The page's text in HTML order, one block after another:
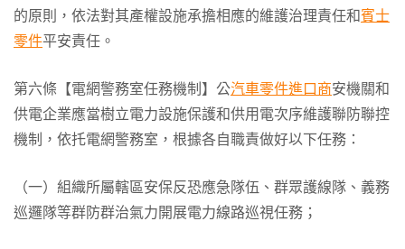
的原則，依法對其產權設施承擔相應的維護治理責任和賓士
零件平安責任。
第六條【電網警務室任務機制】公汽車零件進口商安機關和
供電企業應當樹立電力設施保護和供用電次序維護聯防聯控
機制，依托電網警務室，根據各自職責做好以下任務：
（一）組織所屬轄區安保反恐應急隊伍、群眾護線隊、義務
巡邏隊等群防群治氣力開展電力線路巡視任務；